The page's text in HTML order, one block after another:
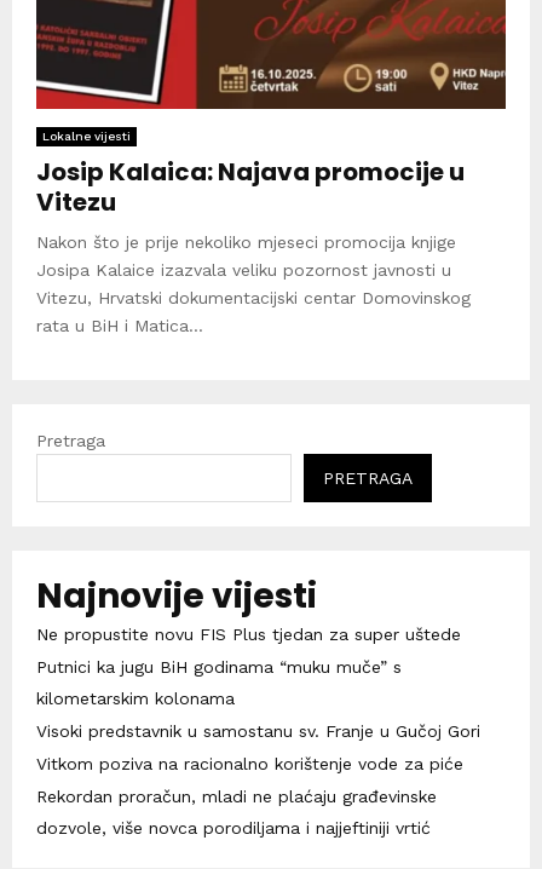
Lokalne vijesti
Josip Kalaica: Najava promocije u
Vitezu
Nakon što je prije nekoliko mjeseci promocija knjige
Josipa Kalaice izazvala veliku pozornost javnosti u
Vitezu, Hrvatski dokumentacijski centar Domovinskog
rata u BiH i Matica...
Pretraga
PRETRAGA
Najnovije vijesti
Ne propustite novu FIS Plus tjedan za super uštede
Putnici ka jugu BiH godinama “muku muče” s
kilometarskim kolonama
Visoki predstavnik u samostanu sv. Franje u Gučoj Gori
Vitkom poziva na racionalno korištenje vode za piće
Rekordan proračun, mladi ne plaćaju građevinske
dozvole, više novca porodiljama i najjeftiniji vrtić